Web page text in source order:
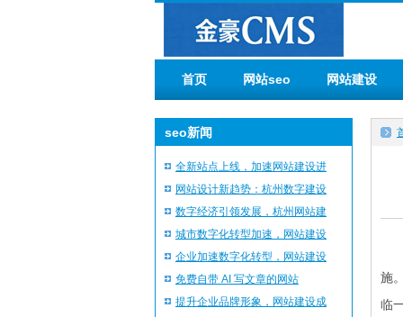
首页 网站seo 网站建设
seo新闻
全新站点上线，加速网站建设进
网站设计新趋势：杭州数字建设
数字经济引领发展，杭州网站建
城市数字化转型加速，网站建设
企业加速数字化转型，网站建设
免费自带 AI 写文章的网站
提升企业品牌形象，网站建设成
施
临